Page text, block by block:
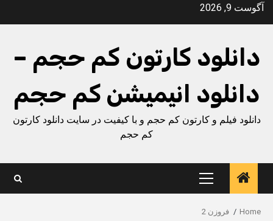
Skipآگوست 9, 2026
دانلود کارتون کم حجم –
دانلود انیمیشن کم حجم
دانلود فیلم و کارتون کم حجم و با کیفیت در سایت دانلود کارتون
کم حجم
Primary
Menu
Home فروزن 2